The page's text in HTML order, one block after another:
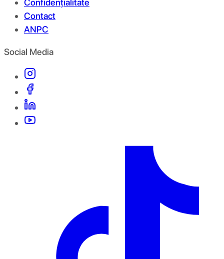
Confidențialitate
Contact
ANPC
Social Media